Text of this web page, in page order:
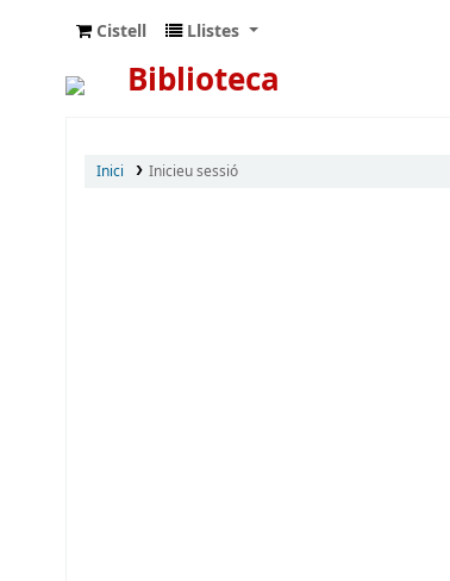
Cistell Llistes
Biblioteca
Inici Inicieu sessió